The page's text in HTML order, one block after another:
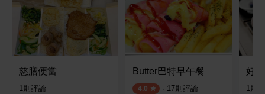
慈膳便當
1則評論
Butter巴特早午餐
4.0 · 17則評論
好
1則